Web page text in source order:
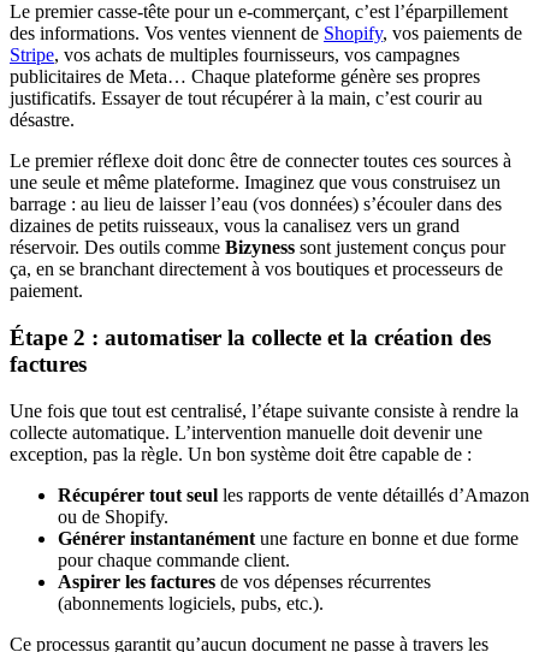
Le premier casse-tête pour un e-commerçant, c’est l’éparpillement
des informations. Vos ventes viennent de Shopify, vos paiements de
Stripe, vos achats de multiples fournisseurs, vos campagnes
publicitaires de Meta… Chaque plateforme génère ses propres
justificatifs. Essayer de tout récupérer à la main, c’est courir au
désastre.
Le premier réflexe doit donc être de connecter toutes ces sources à
une seule et même plateforme. Imaginez que vous construisez un
barrage : au lieu de laisser l’eau (vos données) s’écouler dans des
dizaines de petits ruisseaux, vous la canalisez vers un grand
réservoir. Des outils comme Bizyness sont justement conçus pour
ça, en se branchant directement à vos boutiques et processeurs de
paiement.
Étape 2 : automatiser la collecte et la création des
factures
Une fois que tout est centralisé, l’étape suivante consiste à rendre la
collecte automatique. L’intervention manuelle doit devenir une
exception, pas la règle. Un bon système doit être capable de :
Récupérer tout seul les rapports de vente détaillés d’Amazon
ou de Shopify.
Générer instantanément une facture en bonne et due forme
pour chaque commande client.
Aspirer les factures de vos dépenses récurrentes
(abonnements logiciels, pubs, etc.).
Ce processus garantit qu’aucun document ne passe à travers les